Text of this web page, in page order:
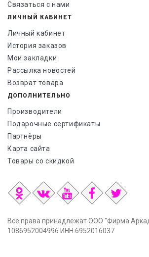
Связаться с нами
ЛИЧНЫЙ КАБИНЕТ
Личный кабинет
История заказов
Мои закладки
Рассылка новостей
Возврат товара
ДОПОЛНИТЕЛЬНО
Производители
Подарочные сертификаты
Партнёры
Карта сайта
Товары со скидкой
Все права принадлежат ООО "Фирма
1086952004996 ИНН 6952016037